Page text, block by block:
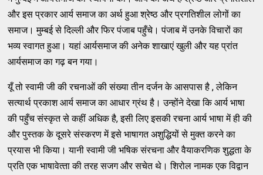
और इस प्रकार आर्य समाज का अर्थ हुआ श्रेष्‍ठ और प्रगतिशील लोगों का
समाज। मुम्‍बई से दिल्‍ली और फिर पंजाब पहुँचे। पंजाब में उनके विचारों का
भव्‍य स्‍वागत हुआ। यहां आर्यसमाज की अनेक शाखाएं खुली और यह प्रांत
आर्यसमाज का गढ़ बन गया।
यूँ तो स्‍वामी जी की रचनाओं की संख्‍या तीन दर्जन के आसपास है , लेकिन
सत्‍यार्थ प्रकाश आर्य समाज का आधार ग्रंथ है। उन्‍होंने देखा कि आर्य भाषा
की पहुँच संस्‍कृत से कहीं अधिक है, इसी लिए इसकी रचना आर्य भाषा में ही की
और पुस्‍तक के दूसरे संस्‍करण में इसे भाषागत अशुद्धियों से मुक्‍त करने का
प्रयास भी किया। यानी स्‍वामी जी भषिक संरचना और वैयाकरणिक शुद्धता के
प्रति एक भाषावेत्‍ता की तरह सजग और सचेत थे। शिरोल नामक एक विद्वान